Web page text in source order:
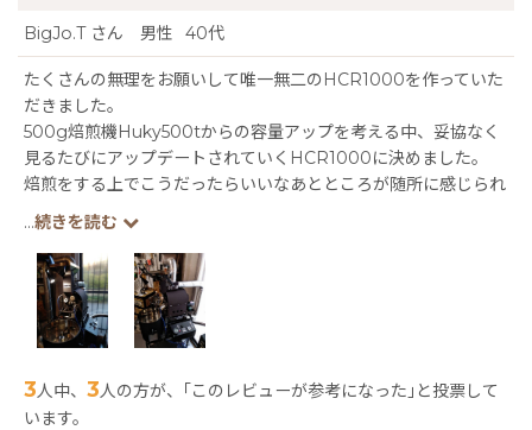
BigJo.T さん 男性 40代
たくさんの無理をお願いして唯一無二のHCR1000を作っていた
だきました。
500g焙煎機Huky500tからの容量アップを考える中、妥協なく
見るたびにアップデートされていくHCR1000に決めました。
焙煎をする上でこうだったらいいなあとところが随所に感じられ
る素晴らしい焙煎機です。
特に豆スプーンの使い勝手の良さには感動しました。
max生豆投入量が1250gというところも小さな焙煎所の私たちに
はほんとうに心強い相棒になってくれるでしょう。
ありがとうございました。
ムページに記載していますので気になる方はご覧ください。
...続きを読む
3人中、 3人の方が、｢このレビューが参考になった｣と投票して
います。